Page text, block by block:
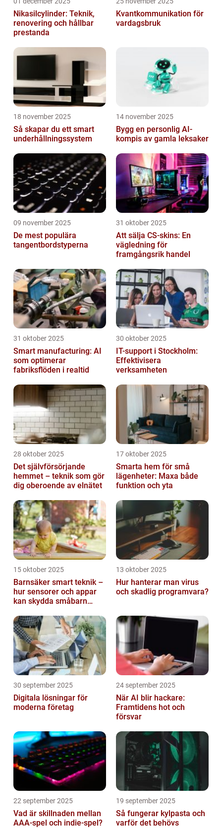
Nikasilcylinder: Teknik,
renovering och hållbar
prestanda
Kvantkommunikation för
vardagsbruk
18 november 2025
Så skapar du ett smart
underhållningssystem
14 november 2025
Bygg en personlig AI-
kompis av gamla leksaker
09 november 2025
De mest populära
tangentbordstyperna
31 oktober 2025
Att sälja CS-skins: En
vägledning för
framgångsrik handel
31 oktober 2025
Smart manufacturing: AI
som optimerar
fabriksflöden i realtid
30 oktober 2025
IT-support i Stockholm:
Effektivisera
verksamheten
28 oktober 2025
Det självförsörjande
hemmet – teknik som gör
dig oberoende av elnätet
17 oktober 2025
Smarta hem för små
lägenheter: Maxa både
funktion och yta
15 oktober 2025
Barnsäker smart teknik –
hur sensorer och appar
kan skydda småbarn
13 oktober 2025
Hur hanterar man virus
och skadlig programvara?
30 september 2025
Digitala lösningar för
moderna företag
24 september 2025
När AI blir hackare:
Framtidens hot och
försvar
22 september 2025
Vad är skillnaden mellan
AAA-spel och indie-spel?
19 september 2025
Så fungerar kylpasta och
varför det behövs